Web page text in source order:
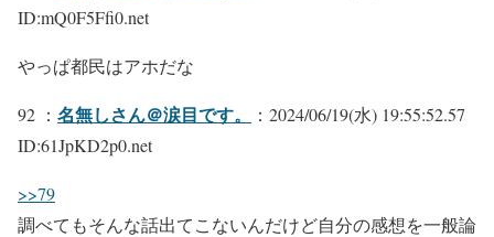
ID:mQ0F5Ffi0.net
やっぱ都民はアホだな
92 ： 名無しさん＠涙目です。
：2024/06/19(水) 19:55:52.57
ID:61JpKD2p0.net
>>79
調べてもそんな話出てこないんだけど自分の感想を一般論